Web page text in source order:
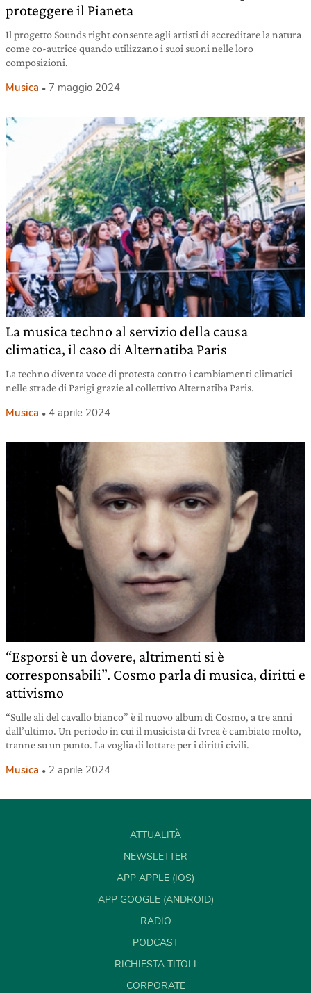
proteggere il Pianeta
Il progetto Sounds right consente agli artisti di accreditare la natura
come co-autrice quando utilizzano i suoi suoni nelle loro
composizioni.
Musica 7 maggio 2024
La musica techno al servizio della causa
climatica, il caso di Alternatiba Paris
La techno diventa voce di protesta contro i cambiamenti climatici
nelle strade di Parigi grazie al collettivo Alternatiba Paris.
Musica 4 aprile 2024
“Esporsi è un dovere, altrimenti si è
corresponsabili”. Cosmo parla di musica, diritti e
attivismo
“Sulle ali del cavallo bianco” è il nuovo album di Cosmo, a tre anni
dall’ultimo. Un periodo in cui il musicista di Ivrea è cambiato molto,
tranne su un punto. La voglia di lottare per i diritti civili.
Musica 2 aprile 2024
ATTUALITÀ
NEWSLETTER
APP APPLE (IOS)
APP GOOGLE (ANDROID)
RADIO
PODCAST
RICHIESTA TITOLI
CORPORATE